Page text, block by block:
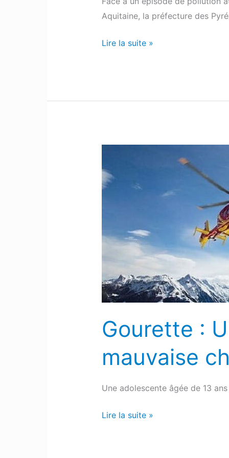
Aquitaine, la préfecture des
Lire la suite »
Gourette :
mauvaise
Une adolescente âgée de 13
:
Une
une
mauvaise
Lire la suite »